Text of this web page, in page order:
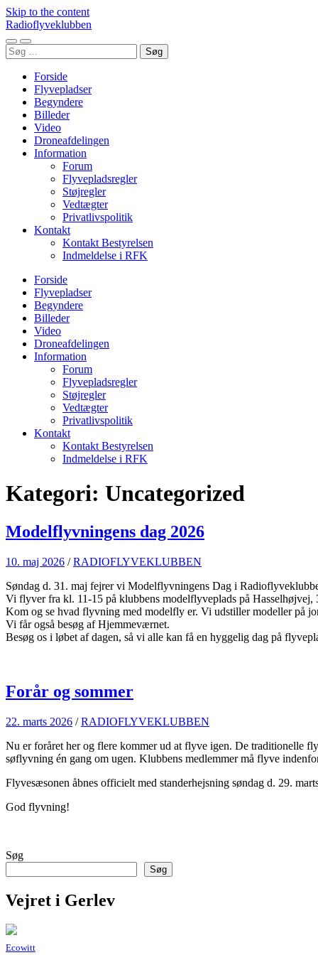
Skip to the content
Radioflyveklubben
Toggle
mobile
Toggle
search
Søg
efter:
Forside
Flyvepladser
Begyndere
Billeder
Video
Droneafdelingen
Information
Forum
Flyvepladsregler
Støjregler
Vedtægter
Privatlivspolitik
Kontakt
Kontakt Bestyrelsen
Indmeldelse i RFK
Forside
Flyvepladser
Begyndere
Billeder
Video
Droneafdelingen
Information
Forum
Flyvepladsregler
Støjregler
Vedtægter
Privatlivspolitik
Kontakt
Kontakt Bestyrelsen
Indmeldelse i RFK
Kategori: Uncategorized
Modelflyvningens dag 2026
10. maj 2026 /RADIOFLYVEKLUBBEN
Søndag d. 31. maj fejrer vi Modelflyvningens Dag i
Vi flyver fra kl. 11-15 på klubbens modelflyveplads på Hasselhøjvej,
Kom og se hvad flyvning med modelfly er. Vi udstiller modeller på
Vi får også besøg af Hjemmeværnet.
Besøg os i løbet af dagen, så vi alle kan få en hyggelig dag på
Forår og sommer
22. marts 2026 /RADIOFLYVEKLUBBEN
Nu er foråret her og flere kommer ud at flyve igen. De traditionelle
søflyvning én gang om ugen. Klubbens medlemmer må flyve
Flyvesæsonen åbnes officielt med standerhejsning søndag d. 29.
God flyvning!
Søg
Søg
Vejret i Gerlev
Ecowitt